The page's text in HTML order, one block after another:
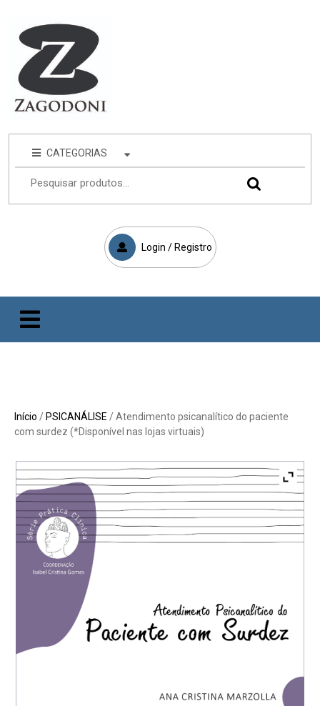
CATEGORIAS
Login / Registro
Início / PSICANÁLISE / Atendimento psicanalítico do paciente
com surdez (*Disponível nas lojas virtuais)